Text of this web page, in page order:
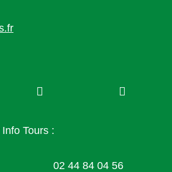
Tours :
02 44 84 04 56